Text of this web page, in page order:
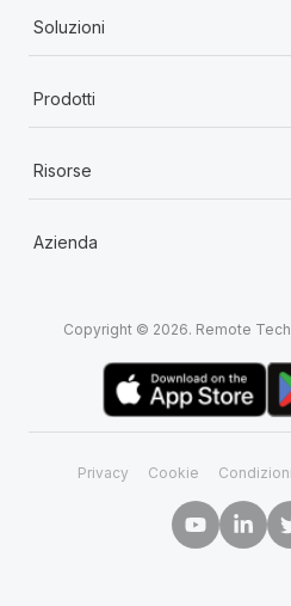
Soluzioni
Prodotti
Risorse
Azienda
Copyright © 2026. Remote
Privacy Cookie Condizioni